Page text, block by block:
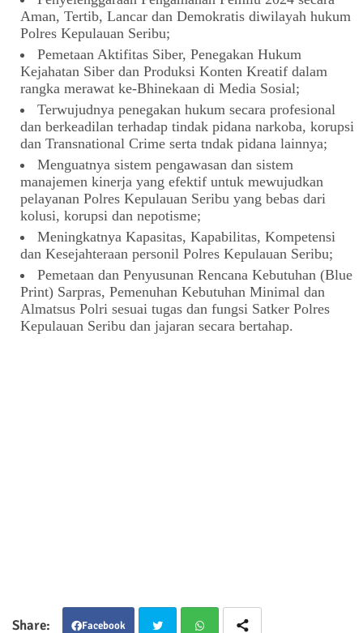
Aman, Tertib, Lancar dan Demokratis diwilayah hukum
Polres Kepulauan Seribu;
Pemetaan Aktifitas Siber, Penegakan Hukum
Kejahatan Siber dan Produksi Konten Kreatif dalam
rangka merawat ke-Bhinekaan di Media Sosial;
Terwujudnya penegakan hukum secara profesional
dan berkeadilan terhadap tindak pidana narkoba, korupsi
dan Transnational Crime serta tndak pidana lainnya;
Menguatnya sistem pengawasan dan sistem
manajemen kinerja yang efektif untuk mewujudkan
pelayanan Polres Kepulauan Seribu yang bebas dari
kolusi, korupsi dan nepotisme;
Meningkatnya Kapasitas, Kapabilitas, Kompetensi
dan Kesejahteraan personil Polres Kepulauan Seribu;
Pemetaan dan Penyusunan Rencana Kebutuhan (Blue
Print) Sarpras, Pemenuhan Kebutuhan Minimal dan
Almatsus Polri sesuai tugas dan fungsi Satker Polres
Kepulauan Seribu dan jajaran secara bertahap.
Facebook